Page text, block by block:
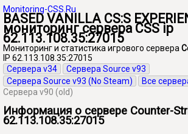
Monitoring-CSS.Ru
BASED VANILLA CS:S
мониторинг сервера CSS ip
62.113.108.35:27015
Мониторинг и статистика игрового сервера
IP 62.113.108.35:27015
Сервера v34
Сервера Source v93
Сервера Source v93 (No Steam)
Все
Сервера v90 (old)
Информация о сервере Counter-
62.113.108.35:27015